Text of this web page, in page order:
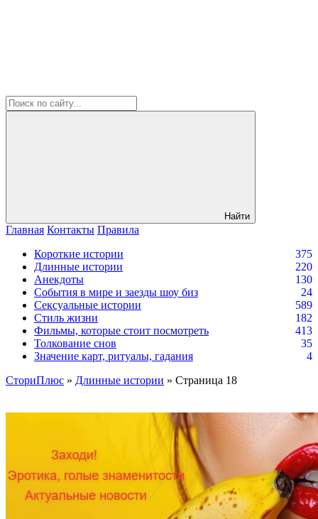
Найти
Главная Контакты Правила
Короткие истории
375
Длинные истории
220
Анекдоты
130
События в мире и заезды шоу биз
24
Сексуальные истории
589
Стиль жизни
182
Фильмы, которые стоит посмотреть
413
Толкование снов
35
Значение карт, ритуалы, гадания
4
СториПлюс » Длинные истории » Страница 18